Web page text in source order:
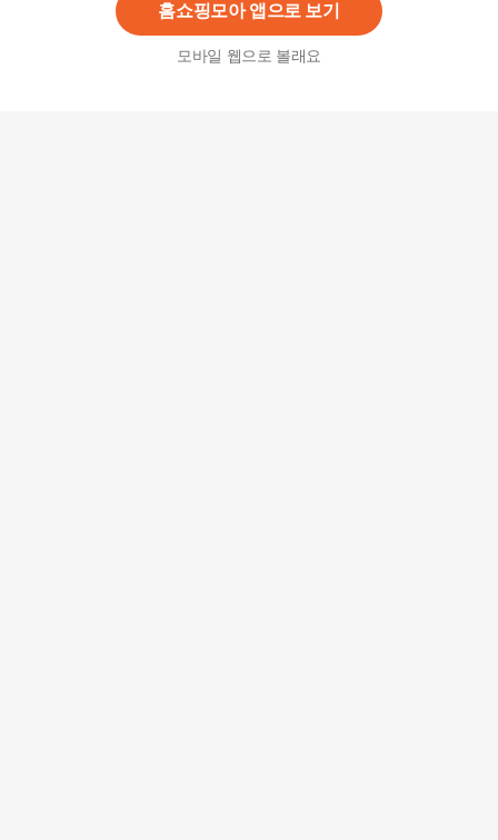
홈쇼핑모아 앱으로 보기
모바일 웹으로 볼래요